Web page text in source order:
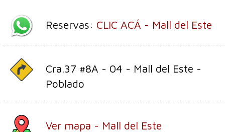
Reservas: CLIC ACÁ - Mall del Este
Cra.37 #8A - 04 - Mall del Este -
Poblado
Ver mapa - Mall del Este